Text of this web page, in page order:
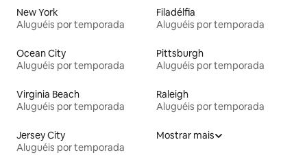
New York
Aluguéis por temporada
Filadélfia
Aluguéis por temporada
Ocean City
Aluguéis por temporada
Pittsburgh
Aluguéis por temporada
Virginia Beach
Aluguéis por temporada
Raleigh
Aluguéis por temporada
Jersey City
Aluguéis por temporada
Mostrar mais